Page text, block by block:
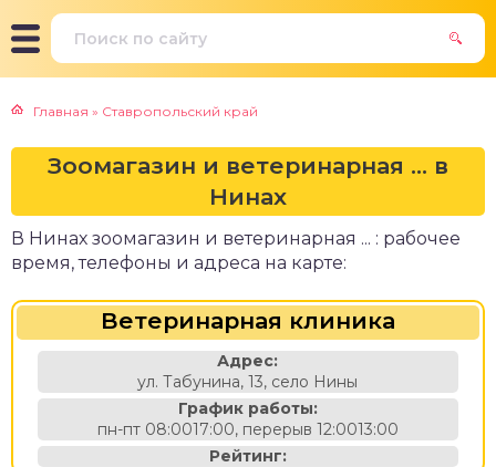
Главная » Ставропольский край
Зоомагазин и ветеринарная ... в
Нинах
В Нинах зоомагазин и ветеринарная ... : рабочее
время, телефоны и адреса на карте:
Ветеринарная клиника
Адрес:
ул. Табунина, 13, село Нины
График работы:
пн-пт 08:0017:00, перерыв 12:0013:00
Рейтинг: